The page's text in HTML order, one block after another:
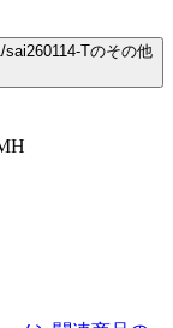
Tのその他